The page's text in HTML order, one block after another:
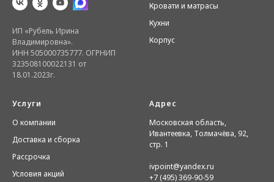
ИП «Рубель Ирина
Владимировна».
ИНН 505000735777. ОГРНИП
323508100022131 от
18.01.2023г.
Кровати и матрасы
Кухни
Корпус
Услуги
О компании
Доставка и сборка
Рассрочка
Условия акций
Адрес
Московская область,
Ивантеевка, Толмачёва, 92,
стр. 1
ivpoint@yandex.ru
+7 (495) 369-90-59